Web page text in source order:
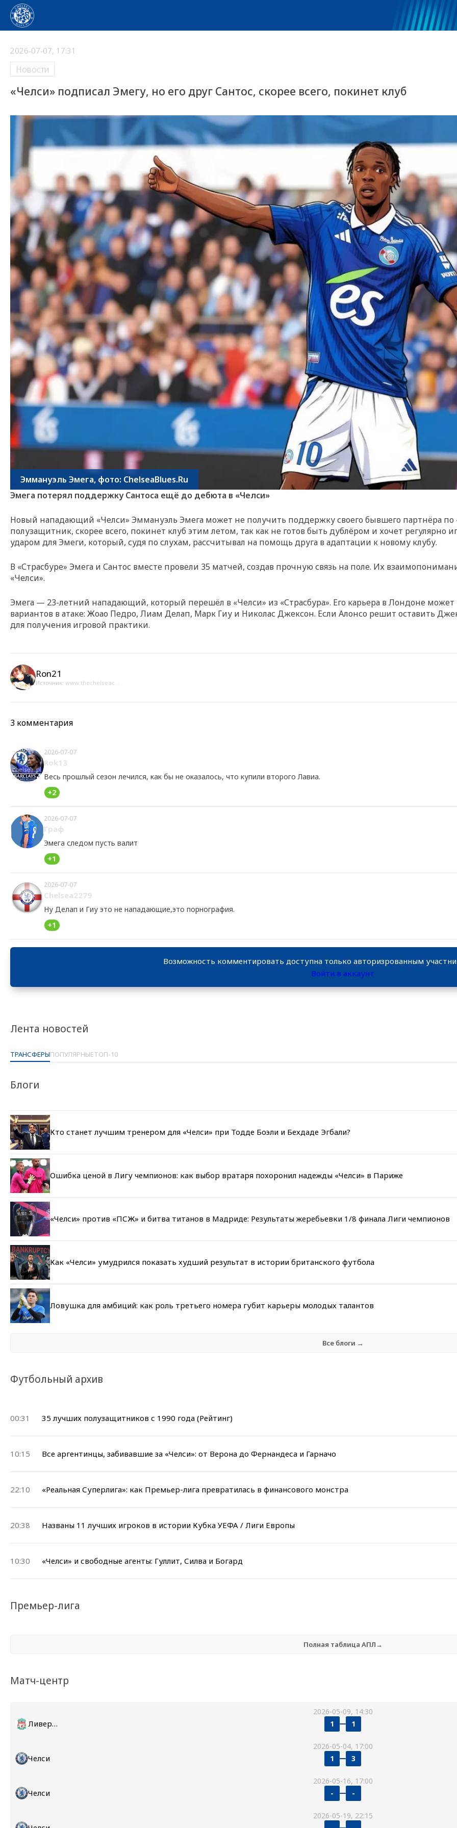
Лента новостей
ТРАНСФЕРЫПОПУЛЯРНЫЕТОП-10
Блоги
Кто станет лучшим тренером для «Челси» при Тодде Боэли и Бехдаде Эгбали?
Ошибка ценой в Лигу чемпионов: как выбор вратаря похоронил надежды «Челси» в Париже
«Челси» против «ПСЖ» и битва титанов в Мадриде: Результаты жеребьевки 1/8 финала Лиги чемпионов
Как «Челси» умудрился показать худший результат в истории британского футбола
Ловушка для амбиций: как роль третьего номера губит карьеры молодых талантов
Все блоги →
Футбольный архив
00:31 35 лучших полузащитников с 1990 года (Рейтинг)
10:15 Все аргентинцы, забивавшие за «Челси»: от Верона до Фернандеса и Гарначо
22:10 «Реальная Суперлига»: как Премьер-лига превратилась в финансового монстра
20:38 Названы 11 лучших игроков в истории Кубка УЕФА / Лиги Европы
10:30 «Челси» и свободные агенты: Гуллит, Силва и Богард
2026-07-07, 17:31
Новости
«Челси» подписал Эмегу, но его друг Сантос, скорее всего, покинет клуб
Эммануэль Эмега, фото: ChelseaBlues.Ru
Эмега потерял поддержку Сантоса ещё до дебюта в «Челси»
Новый нападающий «Челси» Эммануэль Эмега может не получить поддержку своего бывшего партнёра по
полузащитник, скорее всего, покинет клуб этим летом, так как не готов быть дублёром и хочет регулярно
ударом для Эмеги, который, судя по слухам, рассчитывал на помощь друга в адаптации к новому клубу.
В «Страсбуре» Эмега и Сантос вместе провели 35 матчей, создав прочную связь на поле. Их
«Челси».
Эмега — 23-летний нападающий, который перешёл в «Челси» из «Страсбура». Его карьера в Лондоне
вариантов в атаке: Жоао Педро, Лиам Делап, Марк Гиу и Николас Джексон. Если Алонсо решит оставить
для получения игровой практики.
Ron21
Источник: www.thechelseac...
3 комментария
2026-07-07
Rok13
Весь прошлый сезон лечился, как бы не оказалось, что купили второго Лавиа.
+2
2026-07-07
Граф
Эмега следом пусть валит
+1
2026-07-07
Chelsea2279
Ну Делап и Гиу это не нападающие,это порнография.
+1
Возможность комментировать доступна только авторизрованным
Войти в аккаунт
Премьер-лига
Полная таблица АПЛ→
Матч-центр
2026-05-09, 14:30
Ливерпуль 1 1
2026-05-04, 17:00
Челси 1 3
2026-05-16, 17:00
Челси - -
2026-05-19, 22:15